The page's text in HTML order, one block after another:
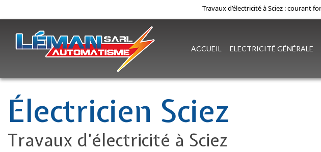
Travaux d’électricité à Sciez : courant
ACCUEIL ELECTRICITÉ GÉNÉRALE
Électricien Sciez
Travaux d’électricité à Sciez